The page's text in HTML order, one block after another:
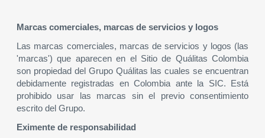
Marcas comerciales, marcas de servicios y logos
Las marcas comerciales, marcas de servicios y logos (las
'marcas') que aparecen en el Sitio de Quálitas Colombia
son propiedad del Grupo Quálitas las cuales se encuentran
debidamente registradas en Colombia ante la SIC. Está
prohibido usar las marcas sin el previo consentimiento
escrito del Grupo.
Eximente de responsabilidad